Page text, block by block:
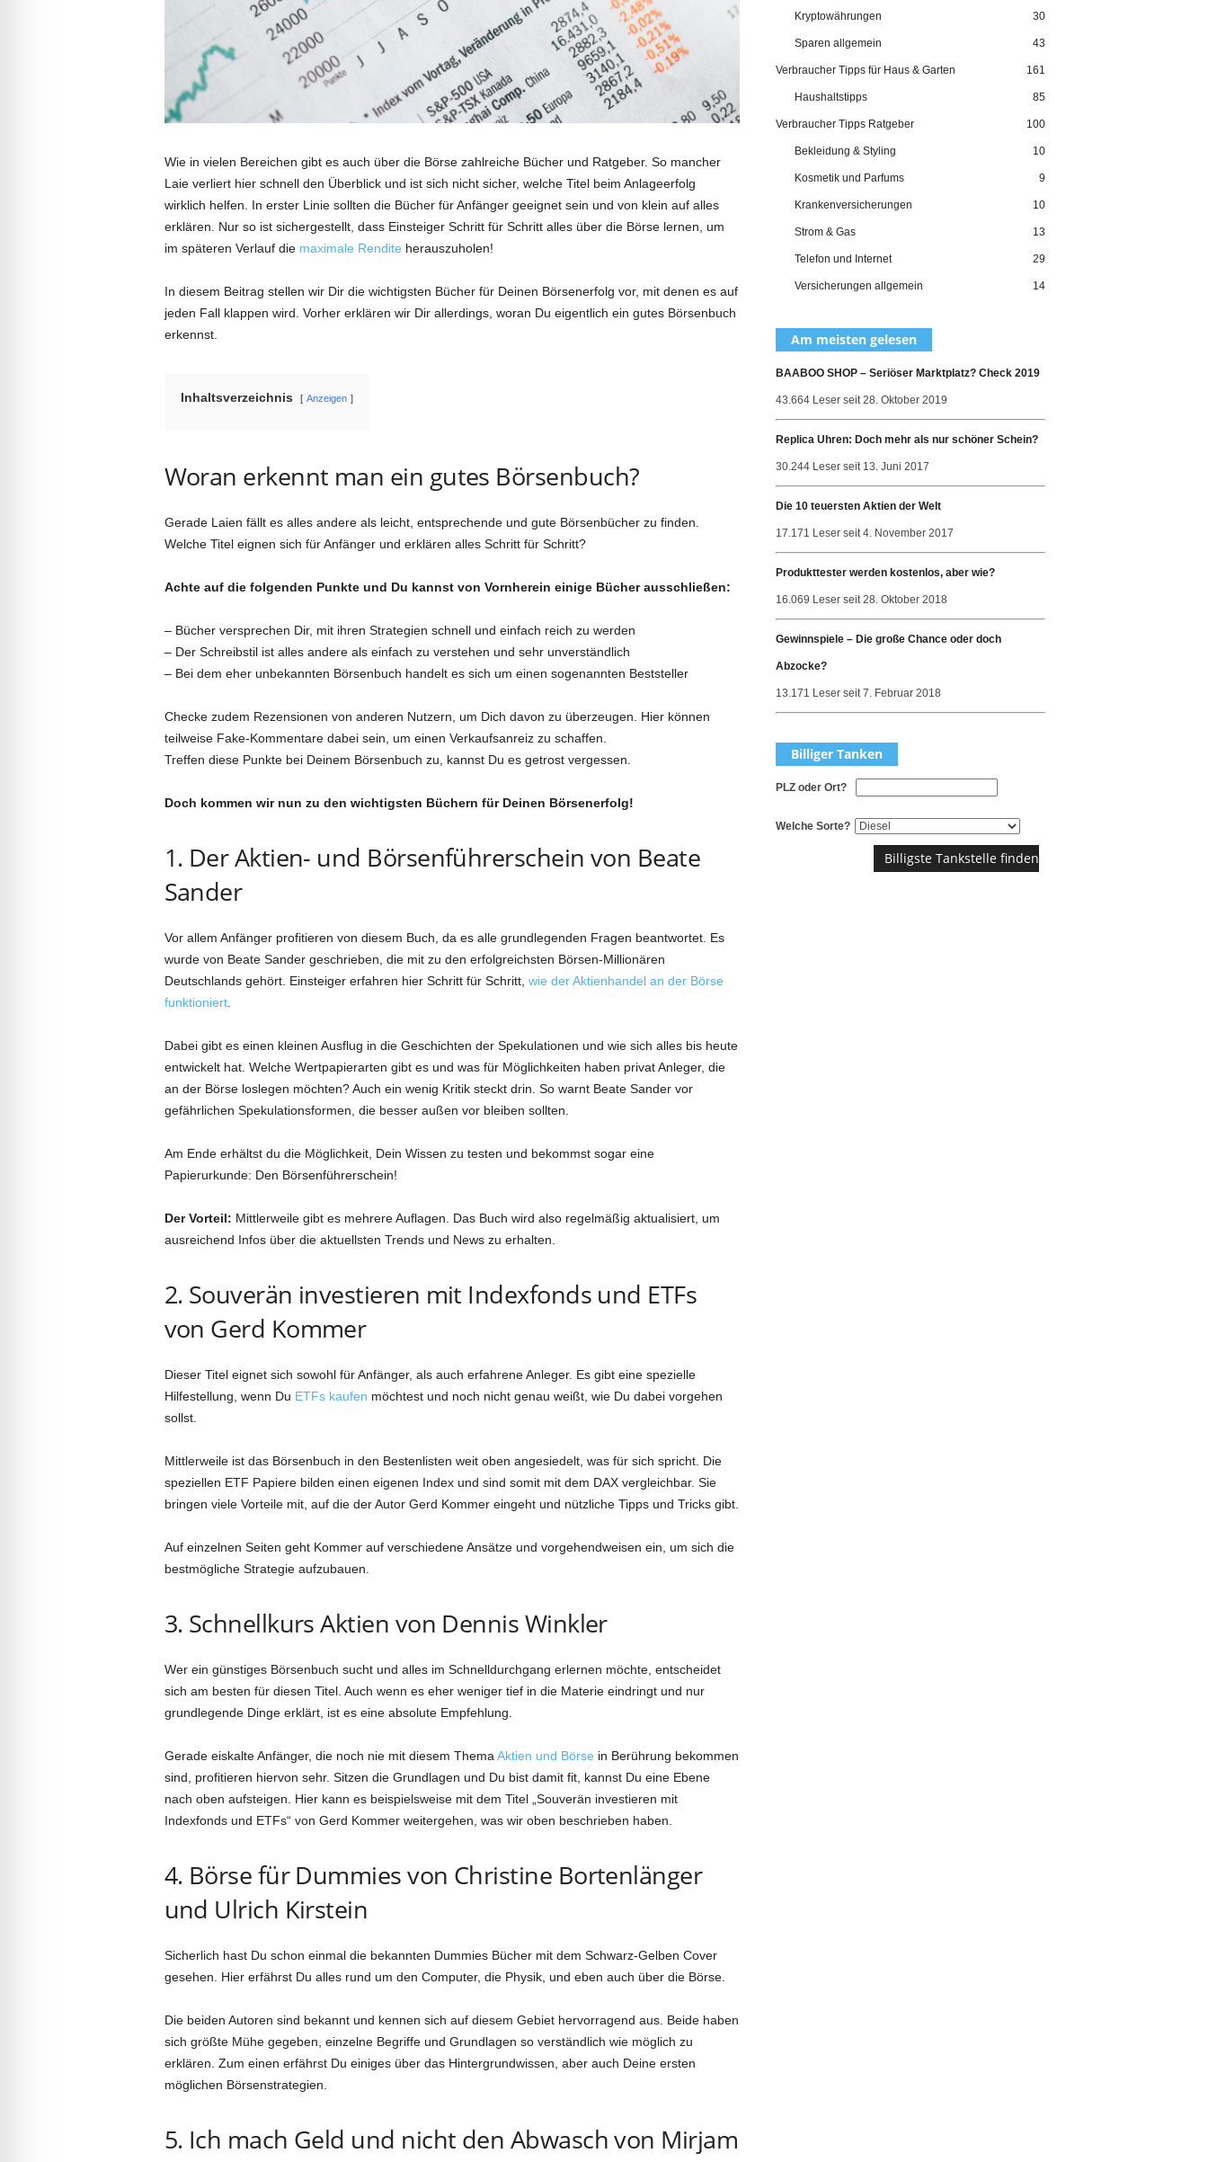
Wie in vielen Bereichen gibt es auch über die Börse zahlreiche Bücher und Ratgeber. So mancher
Laie verliert hier schnell den Überblick und ist sich nicht sicher, welche Titel beim Anlageerfolg
wirklich helfen. In erster Linie sollten die Bücher für Anfänger geeignet sein und von klein auf alles
erklären. Nur so ist sichergestellt, dass Einsteiger Schritt für Schritt alles über die Börse lernen, um
im späteren Verlauf die maximale Rendite herauszuholen!
In diesem Beitrag stellen wir Dir die wichtigsten Bücher für Deinen Börsenerfolg vor, mit denen es auf
jeden Fall klappen wird. Vorher erklären wir Dir allerdings, woran Du eigentlich ein gutes Börsenbuch
erkennst.
Inhaltsverzeichnis Anzeigen
Woran erkennt man ein gutes Börsenbuch?
Gerade Laien fällt es alles andere als leicht, entsprechende und gute Börsenbücher zu finden.
Welche Titel eignen sich für Anfänger und erklären alles Schritt für Schritt?
Achte auf die folgenden Punkte und Du kannst von Vornherein einige Bücher ausschließen:
– Bücher versprechen Dir, mit ihren Strategien schnell und einfach reich zu werden
– Der Schreibstil ist alles andere als einfach zu verstehen und sehr unverständlich
– Bei dem eher unbekannten Börsenbuch handelt es sich um einen sogenannten Beststeller
Checke zudem Rezensionen von anderen Nutzern, um Dich davon zu überzeugen. Hier können
teilweise Fake-Kommentare dabei sein, um einen Verkaufsanreiz zu schaffen.
Treffen diese Punkte bei Deinem Börsenbuch zu, kannst Du es getrost vergessen.
Doch kommen wir nun zu den wichtigsten Büchern für Deinen Börsenerfolg!
1. Der Aktien- und Börsenführerschein von Beate
Sander
Vor allem Anfänger profitieren von diesem Buch, da es alle grundlegenden Fragen beantwortet. Es
wurde von Beate Sander geschrieben, die mit zu den erfolgreichsten Börsen-Millionären
Deutschlands gehört. Einsteiger erfahren hier Schritt für Schritt, wie der Aktienhandel an der Börse
funktioniert.
Dabei gibt es einen kleinen Ausflug in die Geschichten der Spekulationen und wie sich alles bis heute
entwickelt hat. Welche Wertpapierarten gibt es und was für Möglichkeiten haben privat Anleger, die
an der Börse loslegen möchten? Auch ein wenig Kritik steckt drin. So warnt Beate Sander vor
gefährlichen Spekulationsformen, die besser außen vor bleiben sollten.
Am Ende erhältst du die Möglichkeit, Dein Wissen zu testen und bekommst sogar eine
Papierurkunde: Den Börsenführerschein!
Der Vorteil: Mittlerweile gibt es mehrere Auflagen. Das Buch wird also regelmäßig aktualisiert, um
ausreichend Infos über die aktuellsten Trends und News zu erhalten.
2. Souverän investieren mit Indexfonds und ETFs
von Gerd Kommer
Dieser Titel eignet sich sowohl für Anfänger, als auch erfahrene Anleger. Es gibt eine spezielle
Hilfestellung, wenn Du ETFs kaufen möchtest und noch nicht genau weißt, wie Du dabei vorgehen
sollst.
Mittlerweile ist das Börsenbuch in den Bestenlisten weit oben angesiedelt, was für sich spricht. Die
speziellen ETF Papiere bilden einen eigenen Index und sind somit mit dem DAX vergleichbar. Sie
bringen viele Vorteile mit, auf die der Autor Gerd Kommer eingeht und nützliche Tipps und Tricks gibt.
Auf einzelnen Seiten geht Kommer auf verschiedene Ansätze und vorgehendweisen ein, um sich die
bestmögliche Strategie aufzubauen.
3. Schnellkurs Aktien von Dennis Winkler
Wer ein günstiges Börsenbuch sucht und alles im Schnelldurchgang erlernen möchte, entscheidet
sich am besten für diesen Titel. Auch wenn es eher weniger tief in die Materie eindringt und nur
grundlegende Dinge erklärt, ist es eine absolute Empfehlung.
Gerade eiskalte Anfänger, die noch nie mit diesem Thema Aktien und Börse in Berührung bekommen
sind, profitieren hiervon sehr. Sitzen die Grundlagen und Du bist damit fit, kannst Du eine Ebene
nach oben aufsteigen. Hier kann es beispielsweise mit dem Titel „Souverän investieren mit
Indexfonds und ETFs“ von Gerd Kommer weitergehen, was wir oben beschrieben haben.
4. Börse für Dummies von Christine Bortenlänger
und Ulrich Kirstein
Sicherlich hast Du schon einmal die bekannten Dummies Bücher mit dem Schwarz-Gelben Cover
gesehen. Hier erfährst Du alles rund um den Computer, die Physik, und eben auch über die Börse.
Die beiden Autoren sind bekannt und kennen sich auf diesem Gebiet hervorragend aus. Beide haben
sich größte Mühe gegeben, einzelne Begriffe und Grundlagen so verständlich wie möglich zu
erklären. Zum einen erfährst Du einiges über das Hintergrundwissen, aber auch Deine ersten
möglichen Börsenstrategien.
5. Ich mach Geld und nicht den Abwasch von Mirjam
Kryptowährungen 30
Sparen allgemein 43
Verbraucher Tipps für Haus & Garten 161
Haushaltstipps 85
Verbraucher Tipps Ratgeber 100
Bekleidung & Styling 10
Kosmetik und Parfums 9
Krankenversicherungen 10
Strom & Gas 13
Telefon und Internet 29
Versicherungen allgemein 14
Am meisten gelesen
BAABOO SHOP – Seriöser Marktplatz? Check 2019
43.664 Leser seit 28. Oktober 2019
Replica Uhren: Doch mehr als nur schöner Schein?
30.244 Leser seit 13. Juni 2017
Die 10 teuersten Aktien der Welt
17.171 Leser seit 4. November 2017
Produkttester werden kostenlos, aber wie?
16.069 Leser seit 28. Oktober 2018
Gewinnspiele – Die große Chance oder doch
Abzocke?
13.171 Leser seit 7. Februar 2018
Billiger Tanken
PLZ oder Ort?
Welche Sorte?